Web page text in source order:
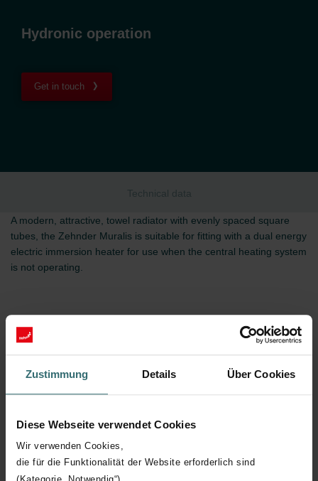
Zustimmung Details Über Cookies
Diese Webseite verwendet Cookies
Wir verwenden Cookies,
die für die Funktionalität der Website erforderlich sind
Hydronic operation
Get in touch
Technical data
A modern, attractive, towel radiator with evenly spaced square
tubes, the Zehnder Muralis is suitable for fitting with a dual energy
electric immersion heater for use when the central heating system
is not operating.
Technical data
Chrome-plated version